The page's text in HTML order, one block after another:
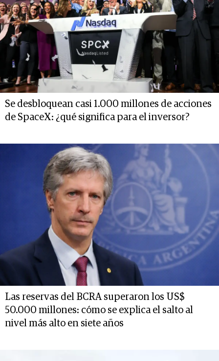
Se desbloquean casi 1.000 millones de acciones
de SpaceX: ¿qué significa para el inversor?
Las reservas del BCRA superaron los US$
50.000 millones: cómo se explica el salto al
nivel más alto en siete años